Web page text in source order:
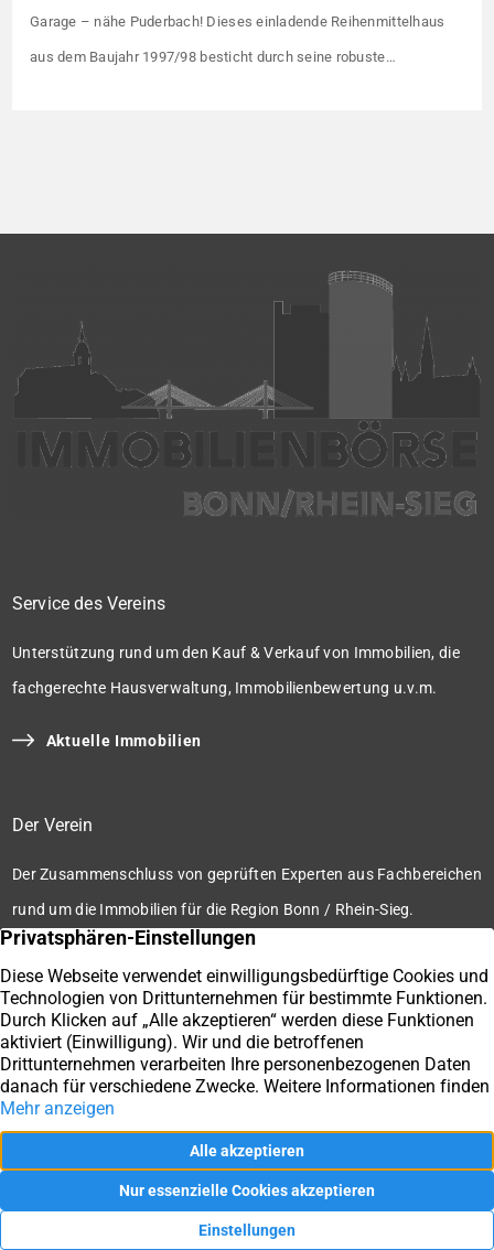
Garage – nähe Puderbach! Dieses einladende Reihenmittelhaus
aus dem Baujahr 1997/98 besticht durch seine robuste
Veräußert […]
Der Verein
Der Zusammenschluss von geprüften Experten aus Fachbereichen
rund um die Immobilien für die Region Bonn / Rhein-Sieg.
Service des Vereins
Unterstützung rund um den Kauf & Verkauf von Immobilien, die
fachgerechte Hausverwaltung, Immobilienbewertung u.v.m.
Aktuelle Immobilien
Ihre Immobilienmakler der Immobilienbörse Bonn / Rhein-
Datenschutz